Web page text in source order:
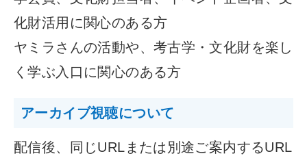
化財活用に関心のある方
ヤミラさんの活動や、考古学・文化財を楽し
く学ぶ入口に関心のある方
アーカイブ視聴について
配信後、同じURLまたは別途ご案内するURL